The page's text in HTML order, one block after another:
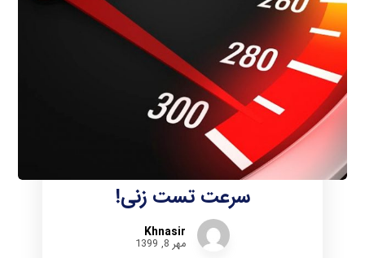
سرعت تست زنی!
Khnasir
مهر 8, 1399